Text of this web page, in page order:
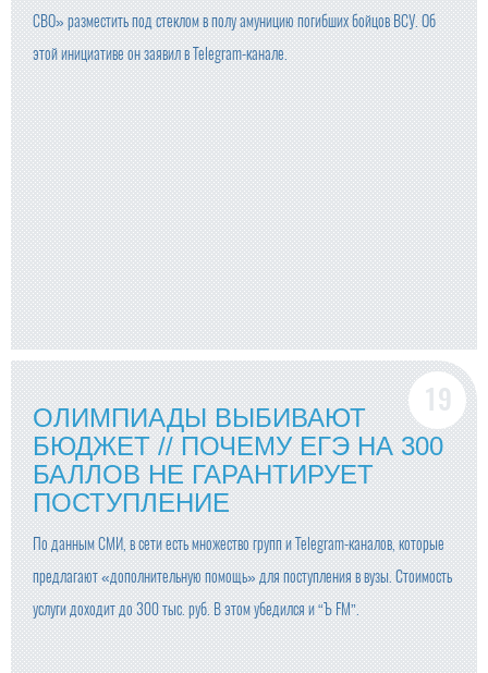
СВО» разместить под стеклом в полу амуницию погибших бойцов ВСУ. Об
этой инициативе он заявил в Telegram-канале.
ОЛИМПИАДЫ ВЫБИВАЮТ
БЮДЖЕТ // ПОЧЕМУ ЕГЭ НА 300
БАЛЛОВ НЕ ГАРАНТИРУЕТ
ПОСТУПЛЕНИЕ
По данным СМИ, в сети есть множество групп и Telegram-каналов, которые
предлагают «дополнительную помощь» для поступления в вузы. Стоимость
услуги доходит до 300 тыс. руб. В этом убедился и “Ъ FM”.